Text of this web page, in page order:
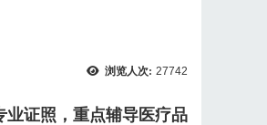
浏览人次: 27742
业证照，重点辅导医疗品